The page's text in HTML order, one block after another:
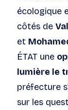
écologique
côtés de
et
ÉTAT une
lumière le
préfecture
sur les